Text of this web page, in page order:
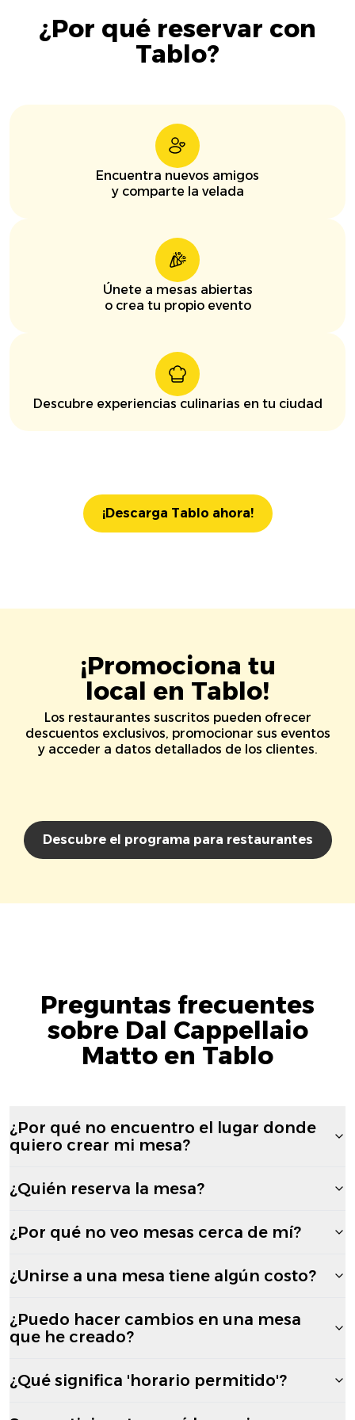
¿Por qué reservar con
Tablo?
Encuentra nuevos amigos
y comparte la velada
Únete a mesas abiertas
o crea tu propio evento
Descubre experiencias culinarias en tu ciudad
¡Descarga Tablo ahora!
¡Promociona tu
local en Tablo!
Los restaurantes suscritos pueden ofrecer
descuentos exclusivos, promocionar sus eventos
y acceder a datos detallados de los clientes.
Descubre el programa para restaurantes
Preguntas frecuentes
sobre Dal Cappellaio
Matto en Tablo
¿Por qué no encuentro el lugar donde
quiero crear mi mesa?
¿Quién reserva la mesa?
¿Por qué no veo mesas cerca de mí?
¿Unirse a una mesa tiene algún costo?
¿Puedo hacer cambios en una mesa
que he creado?
¿Qué significa 'horario permitido'?